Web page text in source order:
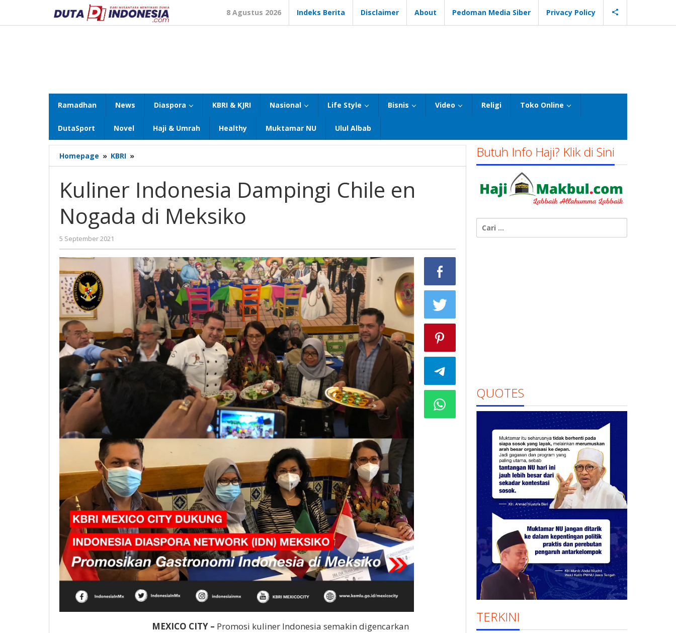
konten
8 Agustus 2026 Indeks Berita Disclaimer About Pedoman Media Siber Privacy Policy
Ramadhan News Diaspora KBRI & KJRI Nasional Life Style Bisnis Video Religi Toko Online
DutaSport Novel Haji & Umrah Healthy Muktamar NU Ulul Albab
Homepage » KBRI »
Indonesia
Chile
en
Nogada
Kuliner Indonesia Dampingi Chile en
Nogada di Meksiko
5 September 2021
Nilna
Niswah
MEXICO CITY – Promosi kuliner Indonesia semakin digencarkan
Butuh Info Haji? Klik di Sini
untuk:
QUOTES
TERKINI